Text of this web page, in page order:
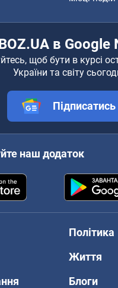
в Google
щоб бути в курсі
України та світу
Підписатись
наш додаток
Політика
Життя
Блоги